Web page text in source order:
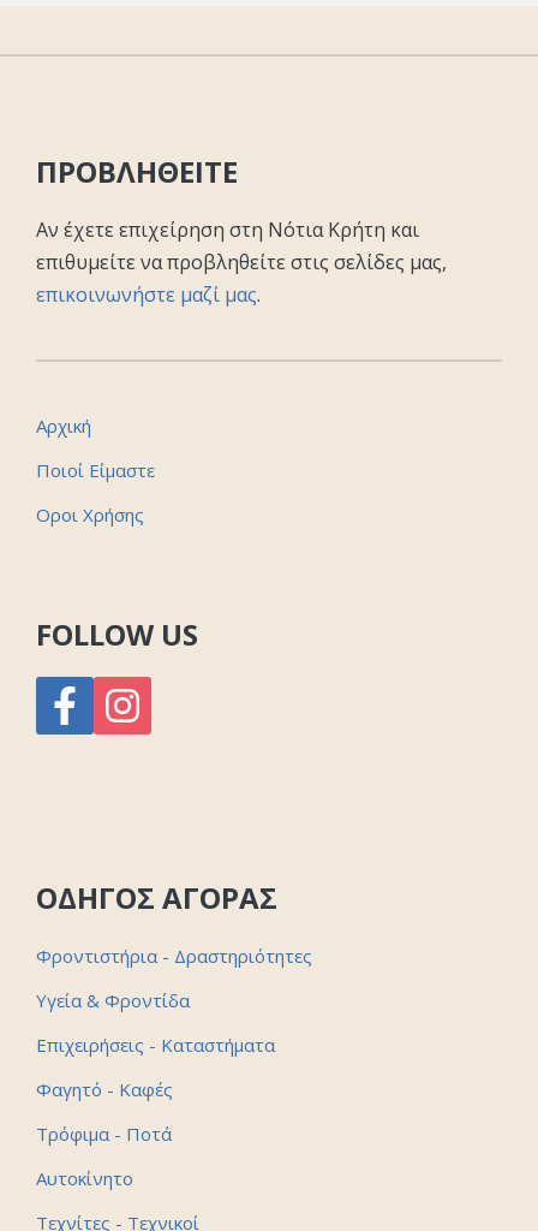
ΠΡΟΒΛΗΘΕΙΤΕ
Αν έχετε επιχείρηση στη Νότια Κρήτη και
επιθυμείτε να προβληθείτε στις σελίδες μας,
επικοινωνήστε μαζί μας.
Αρχική
Ποιοί Είμαστε
Οροι Χρήσης
FOLLOW US
ΟΔΗΓΟΣ ΑΓΟΡΑΣ
Φροντιστήρια - Δραστηριότητες
Υγεία & Φροντίδα
Επιχειρήσεις - Καταστήματα
Φαγητό - Καφές
Τρόφιμα - Ποτά
Αυτοκίνητο
Τεχνίτες - Τεχνικοί